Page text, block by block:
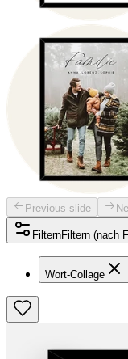
Previous slide
FilternFiltern (nach
Wort-Collage